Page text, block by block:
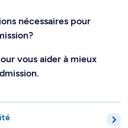
nécessaires pour
vous aider à mieux